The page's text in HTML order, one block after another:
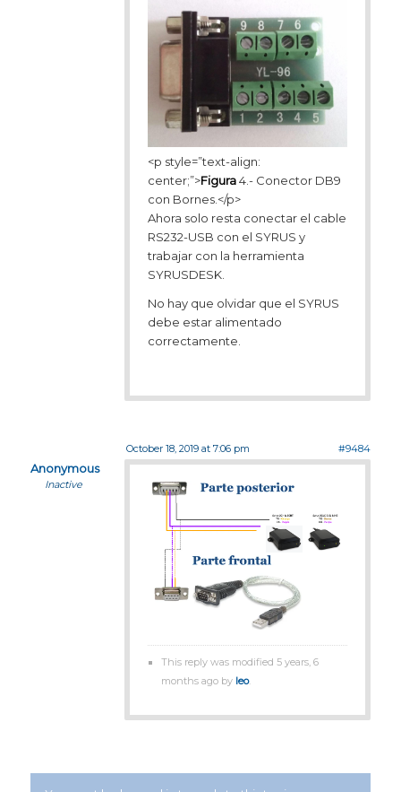
<p style=”text-align:
center;”>Figura4.- Conector DB9
con Bornes.</p>
Ahora solo resta conectar el cable
RS232-USB con el SYRUS y
trabajar con la herramienta
SYRUSDESK.
No hay que olvidar que el SYRUS
debe estar alimentado
correctamente.
October 18, 2019 at 7:06 pm #9484
Anonymous
Inactive
This reply was modified 5 years, 6
months ago by leo.